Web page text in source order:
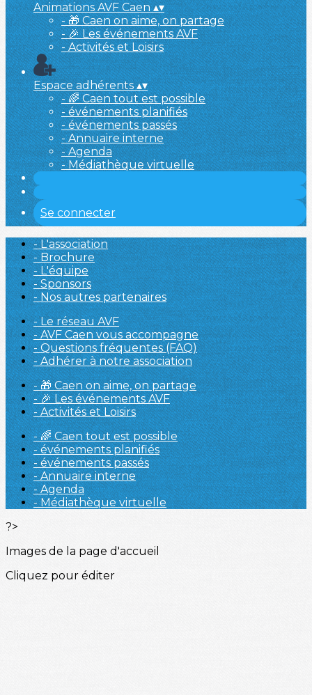
Animations AVF Caen▴▾
- 🎁 Caen on aime, on partage
- 🎉 Les événements AVF
- Activités et Loisirs
Espace adhérents▴▾
- 🌈 Caen tout est possible
- événements planifiés
- événements passés
- Annuaire interne
- Agenda
- Médiathèque virtuelle
Se connecter
- L'association
- Brochure
- L'équipe
- Sponsors
- Nos autres partenaires
- Le réseau AVF
- AVF Caen vous accompagne
- Questions fréquentes (FAQ)
- Adhérer à notre association
- 🎁 Caen on aime, on partage
- 🎉 Les événements AVF
- Activités et Loisirs
- 🌈 Caen tout est possible
- événements planifiés
- événements passés
- Annuaire interne
- Agenda
- Médiathèque virtuelle
?>
Images de la page d'accueil
Cliquez pour éditer